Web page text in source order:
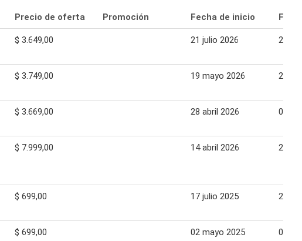
Precio de oferta Promoción Fecha de inicio
$ 3.649,00 21 julio 2026 27
$ 3.749,00 19 mayo 2026 25
$ 3.669,00 28 abril 2026 04
$ 7.999,00 14 abril 2026 20
$ 699,00 17 julio 2025 24
$ 699,00 02 mayo 2025 07